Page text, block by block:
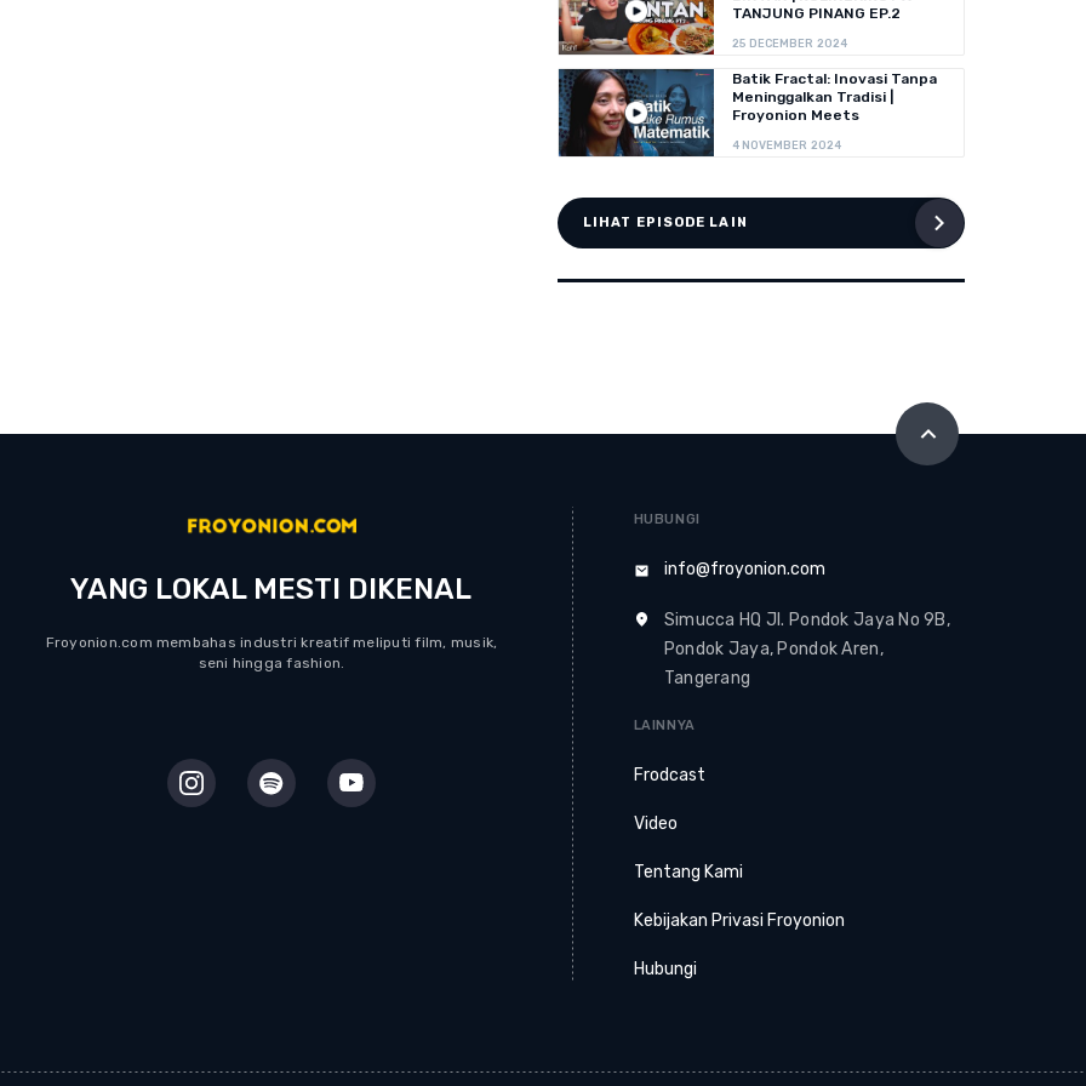
TANJUNG PINANG EP.2
25 DECEMBER 2024
Batik Fractal: Inovasi Tanpa
Meninggalkan Tradisi |
Froyonion Meets
4 NOVEMBER 2024
LIHAT EPISODE LAIN
YANG LOKAL MESTI DIKENAL
Froyonion.com membahas industri kreatif meliputi film, musik,
seni hingga fashion.
HUBUNGI
info@froyonion.com
Simucca HQ Jl. Pondok Jaya No 9B,
Pondok Jaya, Pondok Aren,
Tangerang
LAINNYA
Frodcast
Video
Tentang Kami
Kebijakan Privasi Froyonion
Hubungi